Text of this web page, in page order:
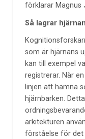
förklarar Magnus
Så lagrar
som är hjärnans
kan till exempel
registrerar. När
linjen att hamna
hjärnbarken.
arkitekturen
förståelse för det